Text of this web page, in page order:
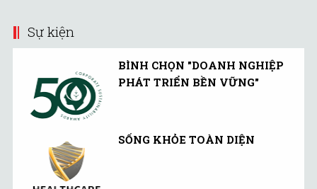
Sự kiện
BÌNH CHỌN "DOANH NGHIỆP
PHÁT TRIỂN BỀN VỮNG"
SỐNG KHỎE TOÀN DIỆN